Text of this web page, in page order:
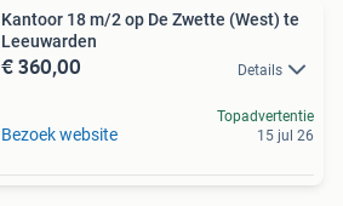
Kantoor 18 m/2 op De Zwette (West) te
Leeuwarden
€ 360,00 Details
Bezoek website
Topadvertentie
15 jul 26